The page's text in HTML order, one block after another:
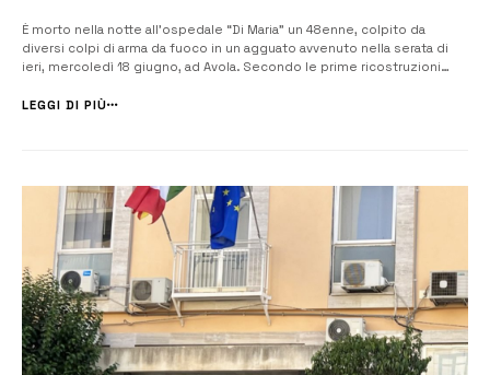
È morto nella notte all’ospedale “Di Maria” un 48enne, colpito da
diversi colpi di arma da fuoco in un agguato avvenuto nella serata di
ieri, mercoledì 18 giugno, ad Avola. Secondo le prime ricostruzioni
vie della cittadina siracusana. L’uomo si trovava alla gui...
LEGGI DI PIÙ